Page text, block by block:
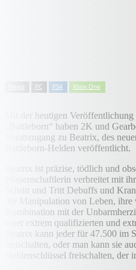
PC PS4 Xbox One
Mit der heutigen
„Battleborn“ haben 2K und
Vorabzugang zu Beatrix, des
Battleborn-Helden veröffentlicht.
Beatrix ist präzise, tödlich und
Wissenschaftlerin verbreitet mit
Schritt und Tritt Debuffs und
der Manipulation von Leben,
Kombination mit der
einer extrem qualifizierten und
Beatrix kann jeder für 47.500 im
freischalten, oder man kann sie
Heldenschlüssel freischalten, der